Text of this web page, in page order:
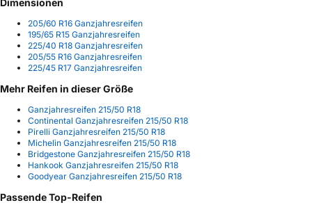
Dimensionen
205/60 R16 Ganzjahresreifen
195/65 R15 Ganzjahresreifen
225/40 R18 Ganzjahresreifen
205/55 R16 Ganzjahresreifen
225/45 R17 Ganzjahresreifen
Mehr Reifen in dieser Größe
Ganzjahresreifen 215/50 R18
Continental Ganzjahresreifen 215/50 R18
Pirelli Ganzjahresreifen 215/50 R18
Michelin Ganzjahresreifen 215/50 R18
Bridgestone Ganzjahresreifen 215/50 R18
Hankook Ganzjahresreifen 215/50 R18
Goodyear Ganzjahresreifen 215/50 R18
Passende Top-Reifen